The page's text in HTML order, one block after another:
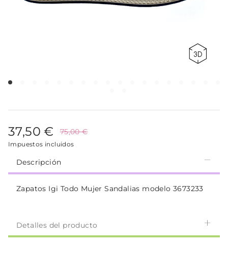
37,50 € 75,00 €
Impuestos incluidos
Descripción
Zapatos Igi Todo Mujer Sandalias modelo 3673233
Detalles del producto